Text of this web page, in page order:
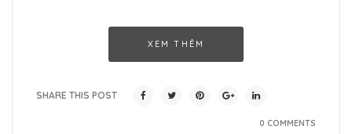
XEM THÊM
SHARE THIS POST
0 COMMENTS